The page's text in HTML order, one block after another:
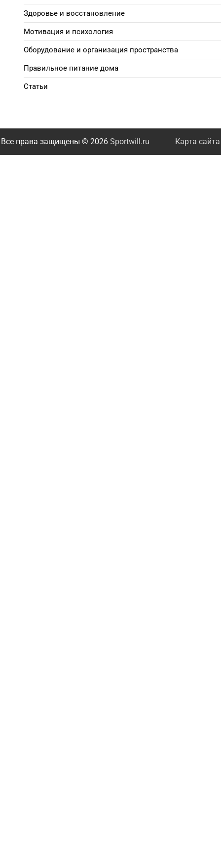
Здоровье и восстановление
Мотивация и психология
Оборудование и организация пространства
Правильное питание дома
Статьи
Все права защищены © 2026 Sportwill.ru Карта сайта